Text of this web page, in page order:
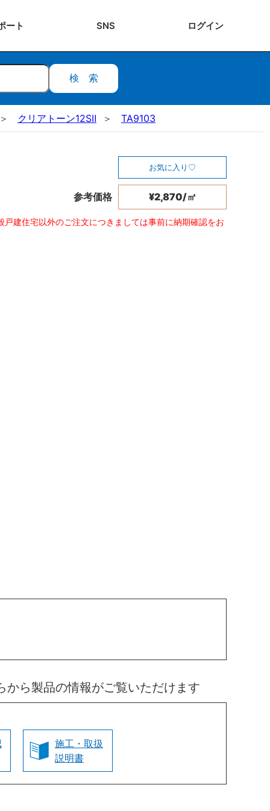
ート SNS ログイン
検索
クリアトーン12SⅡ TA9103
お気に入り
参考価格 ¥2,870/㎡
戸建住宅以外のご注文につきましては事前に納期確認をお
ら製品の情報がご覧いただけます
施工・取扱
説明書